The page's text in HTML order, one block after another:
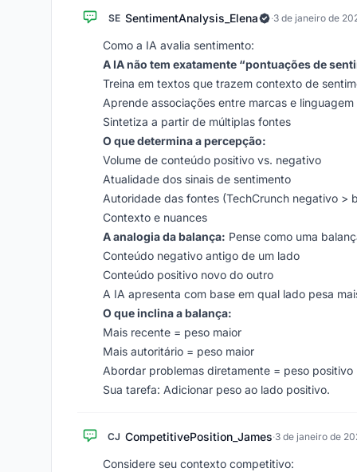
SE SentimentAnalysis_Elena ·3 de janeiro de
Como a IA avalia sentimento:
A IA não tem exatamente “pontuações de
Treina em textos que trazem contexto de
Aprende associações entre marcas e
Sintetiza a partir de múltiplas fontes
O que determina a percepção:
Volume de conteúdo positivo vs. negativo
Atualidade dos sinais de sentimento
Autoridade das fontes (TechCrunch negativo >
Contexto e nuances
A analogia da balança: Pense como uma
Conteúdo negativo antigo de um lado
Conteúdo positivo novo do outro
A IA apresenta com base em qual lado pesa
O que inclina a balança:
Mais recente = peso maior
Mais autoritário = peso maior
Abordar problemas diretamente = peso positivo
Sua tarefa: Adicionar peso ao lado positivo.
CJ CompetitivePosition_James·3 de janeiro de
Considere seu contexto competitivo: